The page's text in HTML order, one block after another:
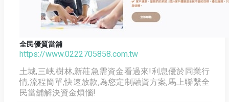
全民優質當舖
https://www.0222705858.com.tw
土城,三峽,樹林,新莊急需資金看過來!利息優於同業行
情,流程簡單,快速放款,為您定制融資方案,馬上聯繫全
民當舖解決資金煩惱!